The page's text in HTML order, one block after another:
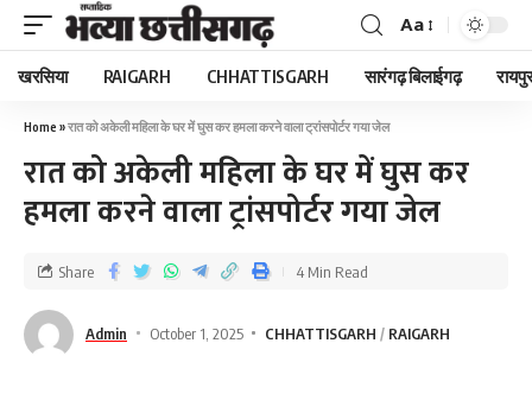
Aa
खरसिया RAIGARH CHHATTISGARH सारंगढ़ बिलाईगढ़
Home »रात को अकेली महिला के घर में घुस कर हमला करने वाला ट्रांसपोर्टर गया जेल
रात को अकेली महिला के घर में घुस कर
हमला करने वाला ट्रांसपोर्टर गया जेल
Admin October 1, 2025 CHHATTISGARH RAIGARH
Share 4 Min Read